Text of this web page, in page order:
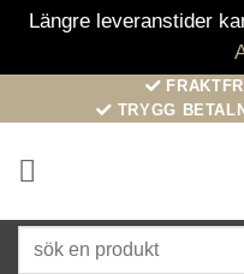
Längre leveranstider
to
TRYGG
Sök